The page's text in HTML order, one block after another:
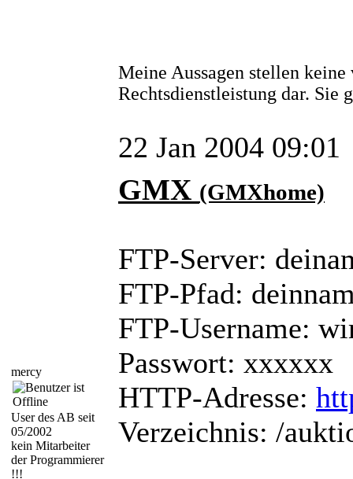
Meine Aussagen stellen
Rechtsdienstleistung dar. Sie
mercy
User des AB seit
05/2002
kein Mitarbeiter
der Programmierer
!!!
22 Jan 2004 09:01
GMX (GMXhome)
FTP-Server:
FTP-Pfad:
FTP-Username:
Passwort: xxxxxx
HTTP-Adresse:
Verzeichnis: /